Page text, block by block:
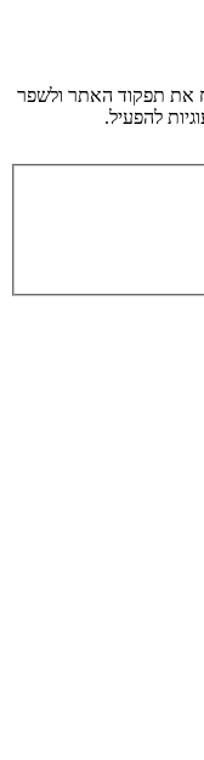
את תפקוד האתר ולשפר
להפעיל.